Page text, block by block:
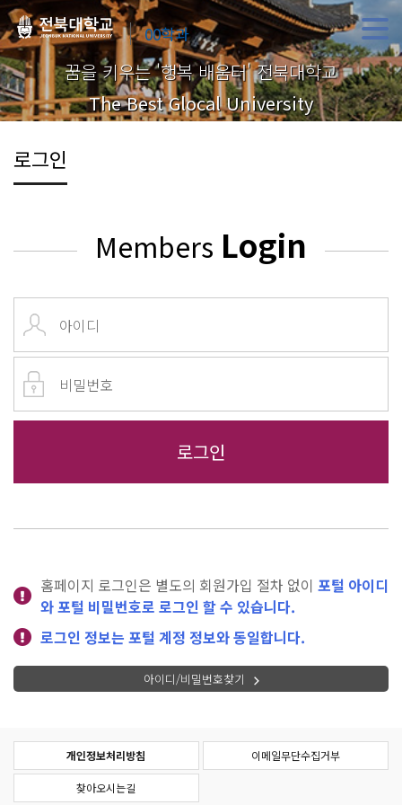
00학과
꿈을 키우는 '행복 배움터' 전북대학교
The Best Glocal University
로그인
Members Login
홈페이지 로그인은 별도의 회원가입 절차 없이 포털 아이디
와 포털 비밀번호로 로그인 할 수 있습니다.
로그인 정보는 포털 계정 정보와 동일합니다.
아이디/비밀번호찾기
개인정보처리방침 이메일무단수집거부
찾아오시는길